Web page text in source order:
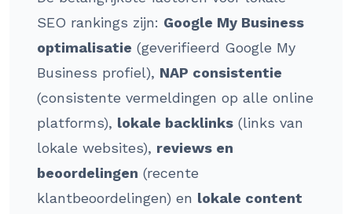
SEO rankings zijn: Google My Business
optimalisatie (geverifieerd Google My
Business profiel), NAP consistentie
(consistente vermeldingen op alle online
platforms), lokale backlinks (links van
lokale websites), reviews en
beoordelingen (recente
klantbeoordelingen) en lokale content